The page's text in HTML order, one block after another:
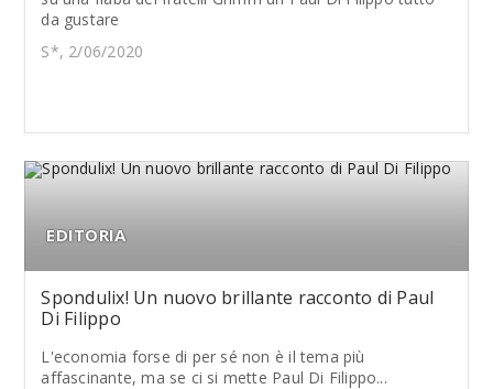
da gustare
S*, 2/06/2020
EDITORIA
Spondulix! Un nuovo brillante racconto di Paul
Di Filippo
L'economia forse di per sé non è il tema più
affascinante, ma se ci si mette Paul Di Filippo...